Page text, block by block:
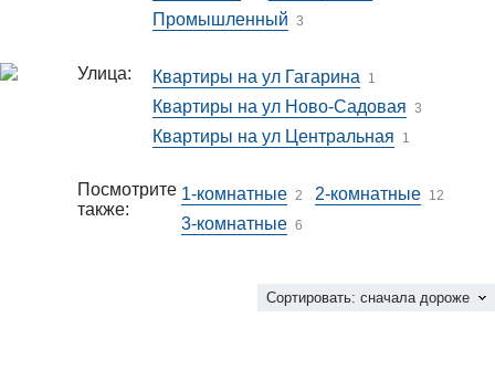
Промышленный 3
Улица: Квартиры на ул Гагарина 1
Квартиры на ул Ново-Садовая 3
Квартиры на ул Центральная 1
Посмотрите
также:
1-комнатные 2 2-комнатные 12
3-комнатные 6
Сортировать: сначала дороже